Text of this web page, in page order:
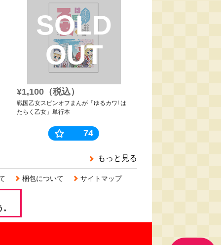
SOLD
OUT
¥1,100（税込）
戦国乙女スピンオフまんが「ゆるカワ! は
たらく乙女」単行本
74
もっと見る
梱包について サイトマップ